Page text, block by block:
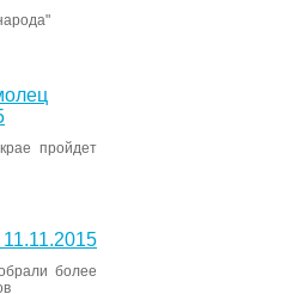
пройдет
более